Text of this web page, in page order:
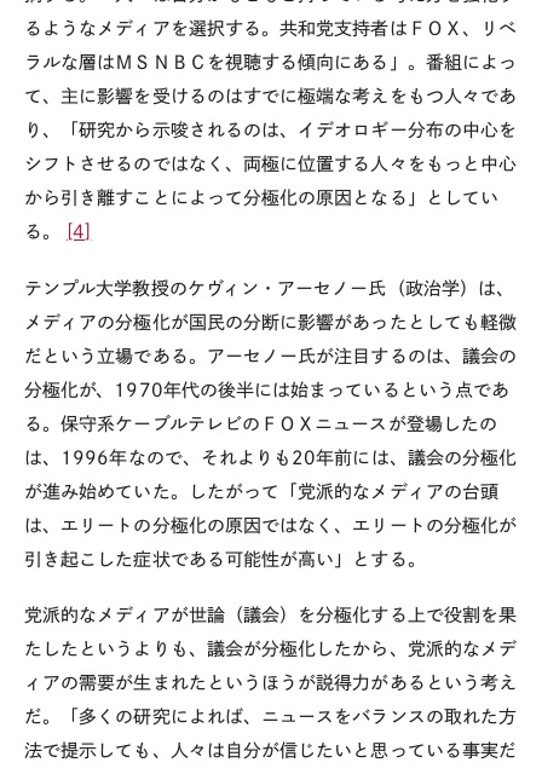
るようなメディアを選択する。共和党支持者はＦＯＸ、リベ
ラルな層はＭＳＮＢＣを視聴する傾向にある」。番組によっ
て、主に影響を受けるのはすでに極端な考えをもつ人々であ
り、「研究から示唆されるのは、イデオロギー分布の中心を
シフトさせるのではなく、両極に位置する人々をもっと中心
から引き離すことによって分極化の原因となる」としてい
る。
[4]
テンプル大学教授のケヴィン・アーセノー氏（政治学）は、
メディアの分極化が国民の分断に影響があったとしても軽微
だという立場である。アーセノー氏が注目するのは、議会の
分極化が、1970年代の後半には始まっているという点であ
る。保守系ケーブルテレビのＦＯＸニュースが登場したの
は、1996年なので、それよりも20年前には、議会の分極化
が進み始めていた。したがって「党派的なメディアの台頭
は、エリートの分極化の原因ではなく、エリートの分極化が
引き起こした症状である可能性が高い」とする。
党派的なメディアが世論（議会）を分極化する上で役割を果
たしたというよりも、議会が分極化したから、党派的なメデ
ィアの需要が生まれたというほうが説得力があるという考え
だ。「多くの研究によれば、ニュースをバランスの取れた方
法で提示しても、人々は自分が信じたいと思っている事実だ